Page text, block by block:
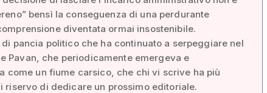
bensì la conseguenza di una perdurante
diventata ormai insostenibile.
di pancia politico che ha continuato a serpeggiare nel
Pavan, che periodicamente emergeva e
come un fiume carsico, che chi vi scrive ha più
riservo di dedicare un prossimo editoriale.